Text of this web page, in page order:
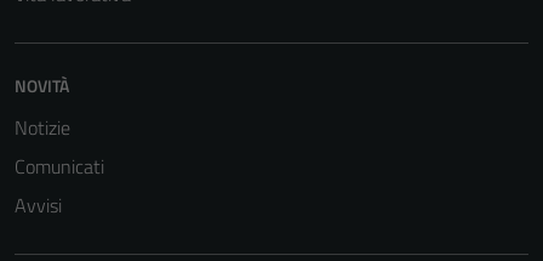
NOVITÀ
Notizie
Comunicati
Avvisi